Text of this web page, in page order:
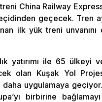
China Railway
geçecek. Tren
ilk yük treni unvanını
yatırımı ile 65 ülkeyi
olan Kuşak Yol
daha uygulamaya geçiyor.
birbirine